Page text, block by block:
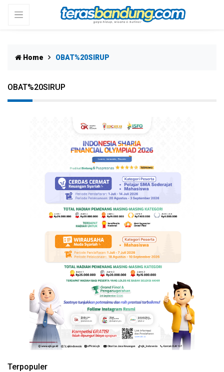
Home OBAT%20SIRUP
OBAT%20SIRUP
Terpopuler